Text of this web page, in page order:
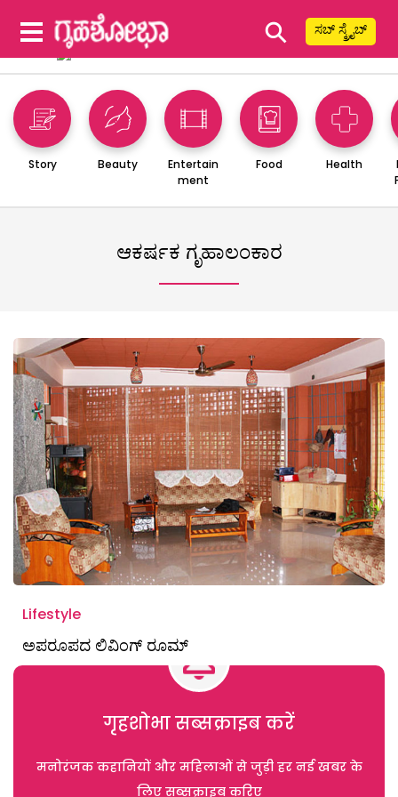
⚲ ಸಬ್ ಸ್ಕ್ರೈಬ್
Story Beauty
Entertain
ment
Food Health
ಆಕರ್ಷಕ ಗೃಹಾಲಂಕಾರ
Lifestyle
ಅಪರೂಪದ ಲಿವಿಂಗ್‌ ರೂಮ್
गृहशोभा सब्सक्राइब करें
मनोरंजक कहानियों और महिलाओं से जुड़ी हर नई खबर के
लिए सब्सक्राइब करिए